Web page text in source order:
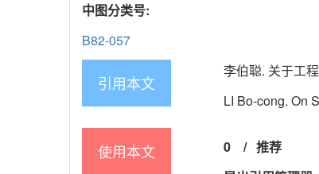
中图分类号:
B82-057
引用本文
李伯聪. 关于工
LI Bo-cong. On
使用本文 0 / 推荐